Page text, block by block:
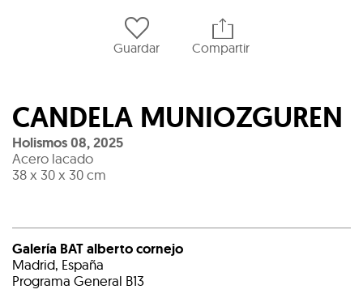
Guardar Compartir
CANDELA MUNIOZGUREN
Holismos 08,2025
Acero lacado
38 x 30 x 30 cm
Galería BAT alberto cornejo
Madrid, España
Programa General B13